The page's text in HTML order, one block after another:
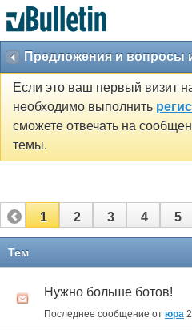
Предложения и вопросы
Если это ваш первый визит
необходимо выполнить
сможете отвечать на
темы.
1 2 3 4 5
Тем
Нужно больше ботов!
Последнее сообщение от юра